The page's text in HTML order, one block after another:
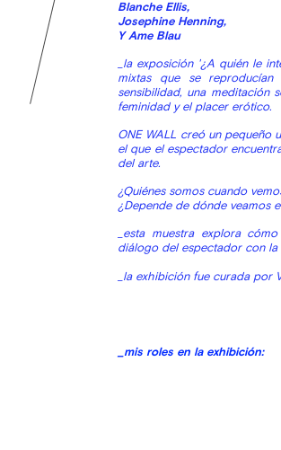
Blanche Ellis,
Josephine Henning,
Y Ame Blau
_la exposición '¿A quién le
mixtas que se reproducían
sensibilidad, una meditación
feminidad y el placer erótico.
ONE WALL creó un pequeño
el que el espectador
del arte.
¿Quiénes somos cuando
¿Depende de dónde veamos
_esta muestra explora
diálogo del espectador con la
_la exhibición fue curada por
_mis roles en la